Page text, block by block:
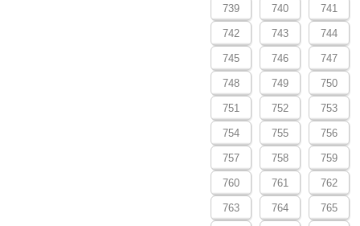
739 740 741
742 743 744
745 746 747
748 749 750
751 752 753
754 755 756
757 758 759
760 761 762
763 764 765